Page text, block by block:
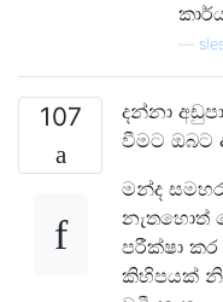
107
දන්නා
වීමට ඔබට
මන්ද
නැතහොත්
පරීක්ෂා
කිහිපයක්